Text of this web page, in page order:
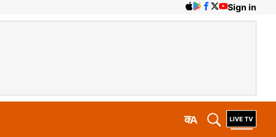
Sign in
A
क